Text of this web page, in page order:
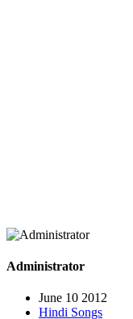
Administrator
June 10 2012
Hindi Songs